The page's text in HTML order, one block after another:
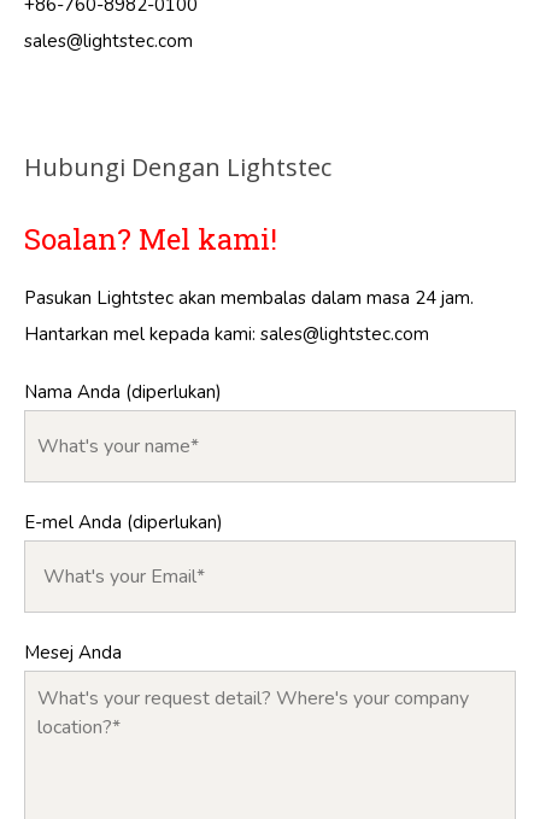
+86-760-8982-0100
sales@lightstec.com
Hubungi Dengan Lightstec
Soalan? Mel kami!
Pasukan Lightstec akan membalas dalam masa 24 jam.
Hantarkan mel kepada kami: sales@lightstec.com
Nama Anda (diperlukan)
E-mel Anda (diperlukan)
Mesej Anda